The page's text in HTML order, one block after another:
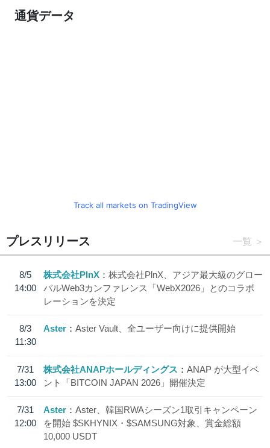
通貨データ
Track all markets on TradingView
プレスリリース 一覧
8/5
14:00
株式会社PlnX
株式会社PlnX、アジア最大級のグロー
バルWeb3カンファレンス「WebX2026」とのコラボ
レーションを決定
8/3
11:30
Aster Aster Vault、全ユーザー向けに提供開始
7/31
13:00
株式会社ANAPホールディングス
ANAP が大型イベ
ント「BITCOIN JAPAN 2026」開催決定
7/31
12:00
Aster
Aster、韓国RWAシーズン1取引キャンペーン
を開始 $SKHYNIX・$SAMSUNG対象、賞金総額
10,000 USDT